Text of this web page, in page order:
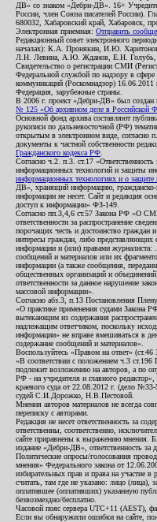
ДВ» со знаком «Дебри-ДВ». 16+
России, член Союза писателей России).
680032, Хабаровский край, Хабаровск,
Электронная приемная: Отправить
Редакционный совет электронного
началах): К.А. Пронякин, И.Ю.
Л.Н. Левина, А.Ю. Жданов, Е.Н.
Свидетельство о регистрации СМИ
Федеральной службой по надзору в
коммуникаций (Роскомнадзор) 16.06.2011
Федерация, зарубежные страны.
В 2006 г. проект «Дебри-ДВ» был создан
№ 125 «Об архивном деле в Российской
Основной фонд архива составляют
рукописи по дальневосточной (РФ)
открытым в электронном виде, согласно
документы к частной собственности
Гражданского кодекса РФ
Согласно ч.2. п.3. ст.17
информационных технологий и защиты
информационных технологиях и о
ДВ», хранящий информацию, гражданско-
информации не несет. Сайт и редакция
доступ к информации» ФЗ-149.
Согласно пп.3,4,6 ст.57 Закона РФ «О
ответственности за распространение
порочащих честь и достоинство
интересы граждан, либо представляющих
информации и (или) правами журналиста:
сообщений и материалов или их
информации (а также сообщения,
общественных организаций и
ответственности за данное нарушение
массовой информации».
Согласно абз.3, п.13 Постановления
«О практике применения судами Закона
вытекающим из содержания
надлежащим ответчиком, поскольку
информации» не вправе вмешиваться в
содержание сообщений и материалов».
Воспользуйтесь «Правом на ответ»
«В соответствии с положением ч.3
подлежит возложению на авторов, а по
РФ - на учредителя и главного
краевого суда от 22.08.2012 г. (дело
судей С.И.Дорожко, Н.В.Пестовой.
Мнения авторов материалов не всегда
переписку с авторами.
Редакция не несет ответственность за
ответственны, соответственно,
сайте приравнены к выражению мнения.
издание «Дебри-ДВ», ответственность за
Политические опросы/голосования
мнения» Федерального закона от
избирательных прав и права на участие
считать, там где не указано: лицо (лица),
оплатившее (оплативших) указанную
безвозмездно/бесплатно.
Часовой пояс сервера UTC+11 (AEST),
Если вы обнаружили ошибки на сайте,